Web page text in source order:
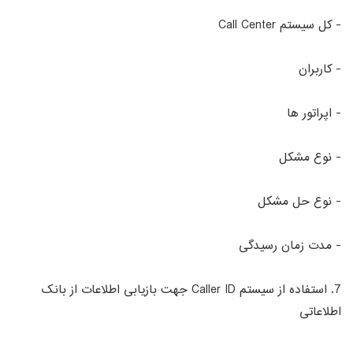
- کل سیستم Call Center
- کاربران
- اپراتور ها
- نوع مشکل
- نوع حل مشکل
- مدت زمان رسیدگی
7. استفاده از سیستم Caller ID جهت بازیابی اطلاعات از بانک
اطلاعاتی